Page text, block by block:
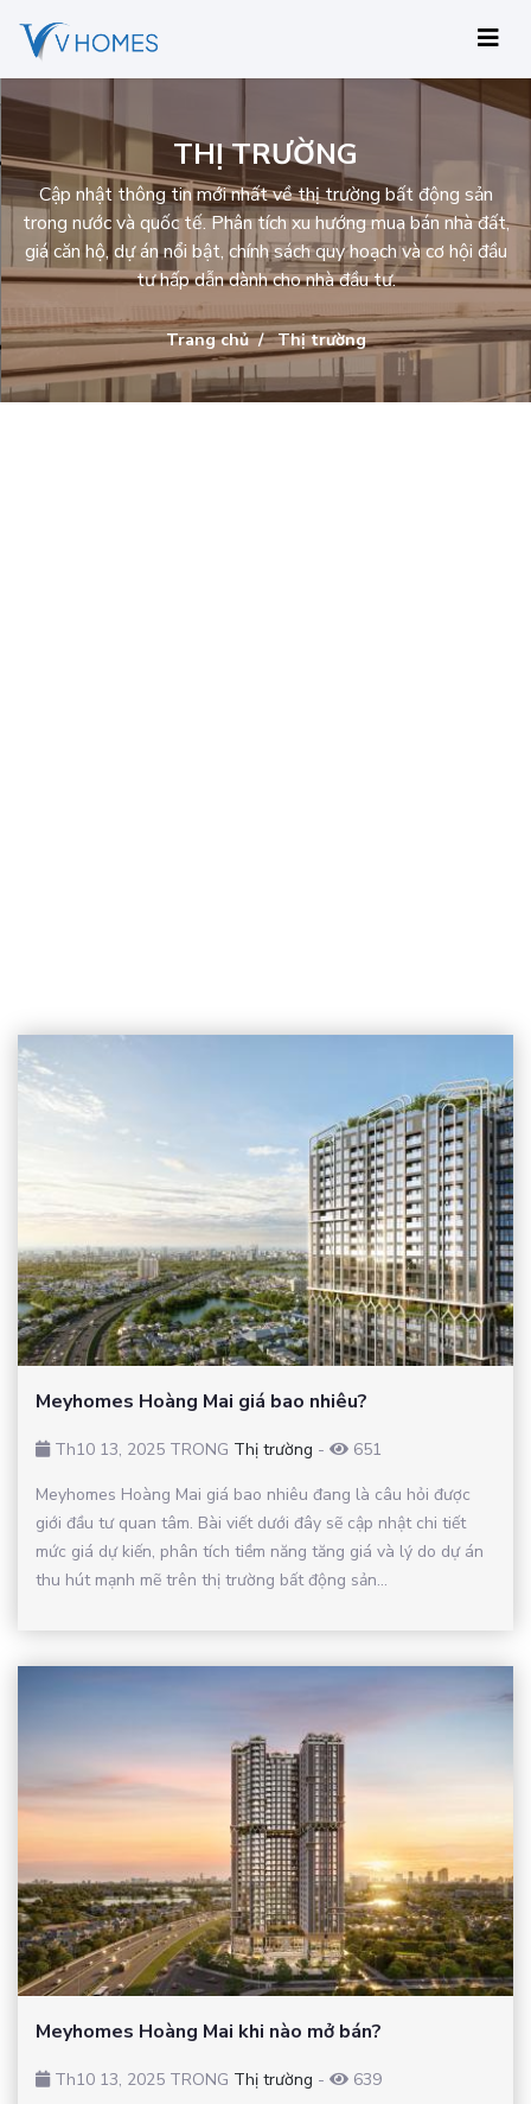
THỊ TRƯỜNG
Cập nhật thông tin mới nhất về thị trường bất động sản
trong nước và quốc tế. Phân tích xu hướng mua bán nhà đất,
giá căn hộ, dự án nổi bật, chính sách quy hoạch và cơ hội đầu
tư hấp dẫn dành cho nhà đầu tư.
Trang chủ Thị trường
Meyhomes Hoàng Mai giá bao nhiêu?
Th10 13, 2025 TRONG Thị trường -
651
Meyhomes Hoàng Mai giá bao nhiêu đang là câu hỏi được
giới đầu tư quan tâm. Bài viết dưới đây sẽ cập nhật chi tiết
mức giá dự kiến, phân tích tiềm năng tăng giá và lý do dự án
thu hút mạnh mẽ trên thị trường bất động sản...
Meyhomes Hoàng Mai khi nào mở bán?
Th10 13, 2025 TRONG Thị trường -
639